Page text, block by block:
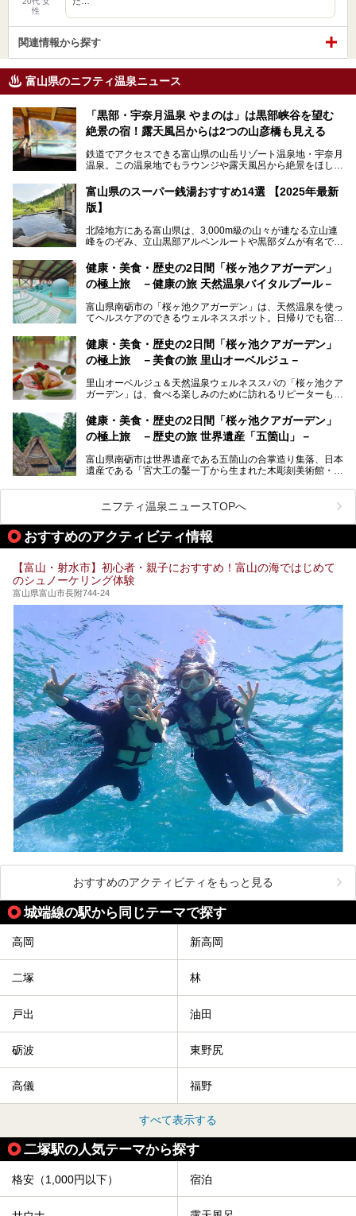
性
関連情報から探す
富山県のニフティ温泉ニュース
「黒部・宇奈月温泉 やまのは」は黒部峡谷を望む
絶景の宿！露天風呂からは2つの山彦橋も見える
鉄道でアクセスできる富山県の山岳リゾート温泉地・宇奈月
温泉。この温泉地でもラウンジや露天風呂から絶景をほしい
の「黒部・宇奈月温泉 やまのは」。
自慢の眺望、温泉、居心地の良い客室、ビュッフェ式の食事
ます。日常から少し離れて、山懐で自然に癒されたいと思う
方にぴったりの温泉です。冬なら雪景色も絵になりますよ。
───
提供元：オリックス・ホテルマネジメント株式会社【PR】
この記事は黒部・宇奈月温泉 やまのはのPR記事です。
富山県のスーパー銭湯おすすめ14選 【2025年最新
版】
北陸地方にある富山県は、3,000m級の山々が連なる立山連
峰をのぞみ、立山黒部アルペンルートや黒部ダムが有名で
の（新鮮な）海の幸も見逃せません！
北陸新幹線が開業し、実は東京からも2時間ほどでアクセス
のいい天然温泉が豊富で、すぐにでも出かけたくなる施設が
満載ですよ。
健康・美食・歴史の2日間「桜ヶ池クアガーデン」
の極上旅 －健康の旅 天然温泉バイタルプール－
富山県南砺市の「桜ヶ池クアガーデン」は、天然温泉を使っ
てヘルスケアのできるウェルネススポット。日帰りでも宿泊
るので、ゆったり楽しみながら美しく健康に。
そんな「桜ヶ池クアガーデン」の天然温泉バイタルプールと
ートしたいと思います。
健康・美食・歴史の2日間「桜ヶ池クアガーデン」
の極上旅 －美食の旅 里山オーベルジュ－
里山オーベルジュ＆天然温泉ウェルネススパの「桜ヶ池クア
ガーデン」は、食べる楽しみのために訪れるリピーターも多
月、水はフレンチ、火、木は和食、土日はその両方がランチ
とディナーで味わえます。オリジナルのスイーツも評判で
す。
そんな「桜ヶ池クアガーデン」に宿泊して、食を満喫してき
たのでじっくりご紹介します！
健康・美食・歴史の2日間「桜ヶ池クアガーデン」
の極上旅 －歴史の旅 世界遺産「五箇山」－
富山県南砺市は世界遺産である五箇山の合掌造り集落、日本
遺産である「宮大工の鑿一丁から生まれた木彫刻美術館・井
小京都・城端と、とても魅力的な観光スポットがたくさんあ
ります。
城端の郊外に建つ里山オーベルジュ＆温泉ウェルネススパ
「桜ヶ池クアガーデン」に泊まって、歴史の旅にお出かけし
てみませんか？
ニフティ温泉ニュースTOPへ
おすすめのアクティビティ情報
【富山・射水市】初心者・親子におすすめ！富山の海ではじめて
のシュノーケリング体験
富山県富山市長附744-24
おすすめのアクティビティをもっと見る
城端線の駅から同じテーマで探す
高岡 新高岡
二塚 林
戸出 油田
砺波 東野尻
高儀 福野
すべて表示する
二塚駅の人気テーマから探す
格安（1,000円以下） 宿泊